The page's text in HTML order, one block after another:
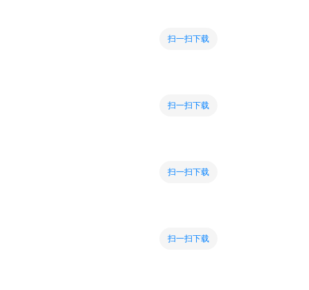
扫一扫下载
扫一扫下载
扫一扫下载
扫一扫下载